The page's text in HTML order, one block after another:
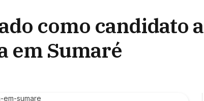
como candidato a
em Sumaré